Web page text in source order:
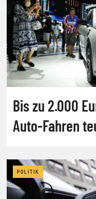
Bis zu 2.000
Auto-Fahren
POLITIK